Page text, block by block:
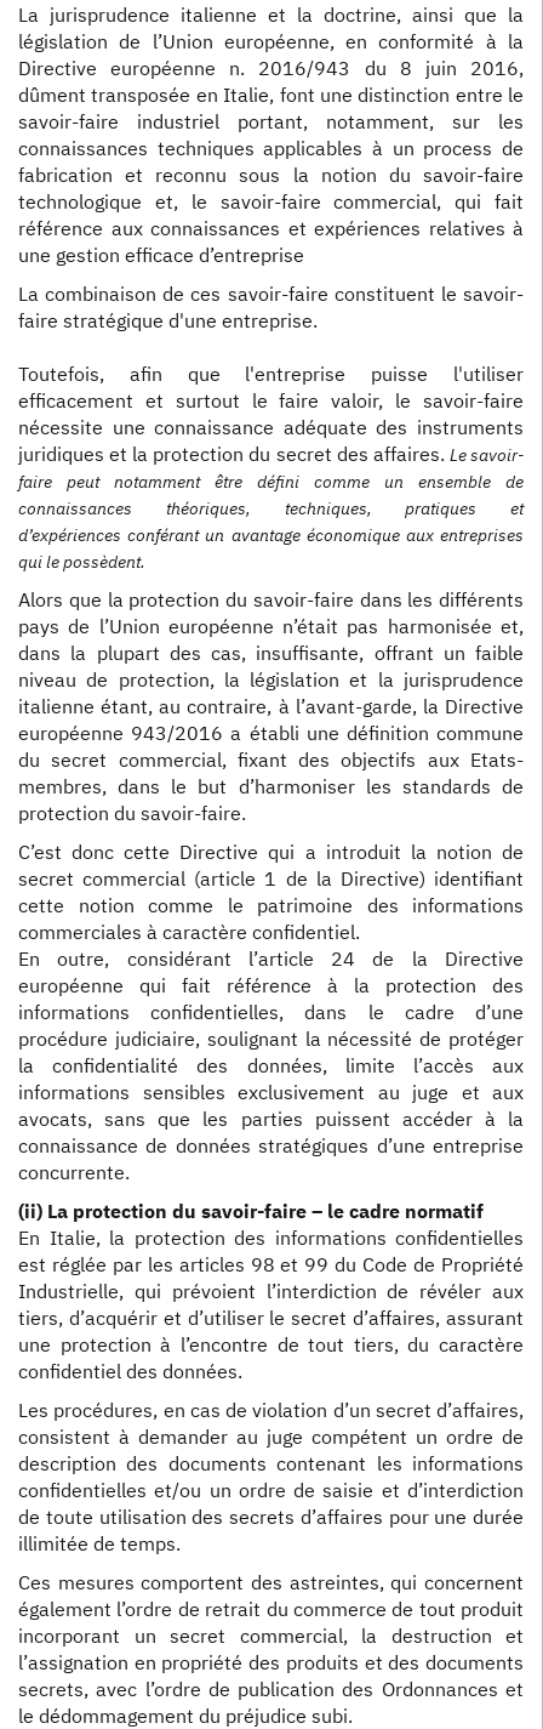
La jurisprudence italienne et la doctrine, ainsi que la
législation de l’Union européenne, en conformité à la
Directive européenne n. 2016/943 du 8 juin 2016,
dûment transposée en Italie, font une distinction entre le
savoir-faire industriel portant, notamment, sur les
connaissances techniques applicables à un process de
fabrication et reconnu sous la notion du savoir-faire
technologique et, le savoir-faire commercial, qui fait
référence aux connaissances et expériences relatives à
une gestion efficace d’entreprise
La combinaison de ces savoir-faire constituent le savoir-
faire stratégique d'une entreprise.
Toutefois, afin que l'entreprise puisse l'utiliser
efficacement et surtout le faire valoir, le savoir-faire
nécessite une connaissance adéquate des instruments
juridiques et la protection du secret des affaires. Le savoir-
faire peut notamment être défini comme un ensemble de
connaissances théoriques, techniques, pratiques et
d’expériences conférant un avantage économique aux entreprises
qui le possèdent.
Alors que la protection du savoir-faire dans les différents
pays de l’Union européenne n’était pas harmonisée et,
dans la plupart des cas, insuffisante, offrant un faible
niveau de protection, la législation et la jurisprudence
italienne étant, au contraire, à l’avant-garde, la Directive
européenne 943/2016 a établi une définition commune
du secret commercial, fixant des objectifs aux Etats-
membres, dans le but d’harmoniser les standards de
protection du savoir-faire.
C’est donc cette Directive qui a introduit la notion de
secret commercial (article 1 de la Directive) identifiant
cette notion comme le patrimoine des informations
commerciales à caractère confidentiel.
En outre, considérant l’article 24 de la Directive
européenne qui fait référence à la protection des
informations confidentielles, dans le cadre d’une
procédure judiciaire, soulignant la nécessité de protéger
la confidentialité des données, limite l’accès aux
informations sensibles exclusivement au juge et aux
avocats, sans que les parties puissent accéder à la
connaissance de données stratégiques d’une entreprise
concurrente.
(ii) La protection du savoir-faire – le cadre normatif
En Italie, la protection des informations confidentielles
est réglée par les articles 98 et 99 du Code de Propriété
Industrielle, qui prévoient l’interdiction de révéler aux
tiers, d’acquérir et d’utiliser le secret d’affaires, assurant
une protection à l’encontre de tout tiers, du caractère
confidentiel des données.
Les procédures, en cas de violation d’un secret d’affaires,
consistent à demander au juge compétent un ordre de
description des documents contenant les informations
confidentielles et/ou un ordre de saisie et d’interdiction
de toute utilisation des secrets d’affaires pour une durée
illimitée de temps.
Ces mesures comportent des astreintes, qui concernent
également l’ordre de retrait du commerce de tout produit
incorporant un secret commercial, la destruction et
l’assignation en propriété des produits et des documents
secrets, avec l’ordre de publication des Ordonnances et
le dédommagement du préjudice subi.